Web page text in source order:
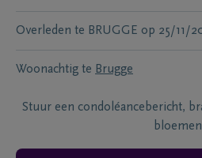
Overleden te BRUGGE op 25/11/
Woonachtig te Brugge
Stuur een condoléancebericht,
bloemen